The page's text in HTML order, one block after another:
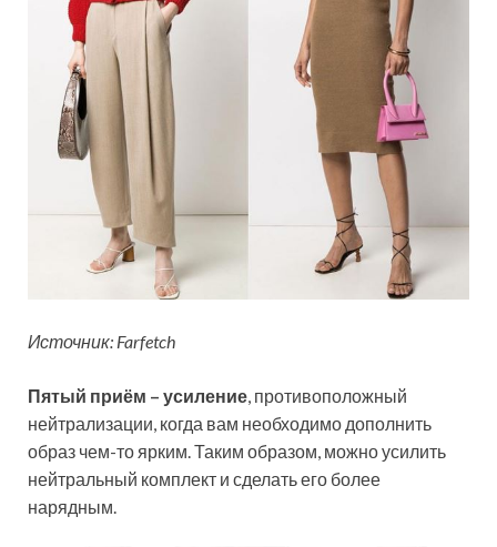
Источник: Farfetch
Пятый приём – усиление, противоположный
нейтрализации, когда вам необходимо дополнить
образ чем-то ярким. Таким образом, можно усилить
нейтральный комплект и сделать его более
нарядным.